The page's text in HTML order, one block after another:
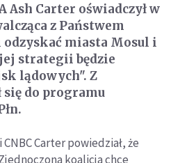
Ash Carter oświadczył w
z Państwem
miasta Mosul i
strategii będzie
lądowych". Z
do programu
Carter powiedział, że
koalicja chce